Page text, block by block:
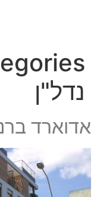
נדל"ן
אדוארד ברנשטיין